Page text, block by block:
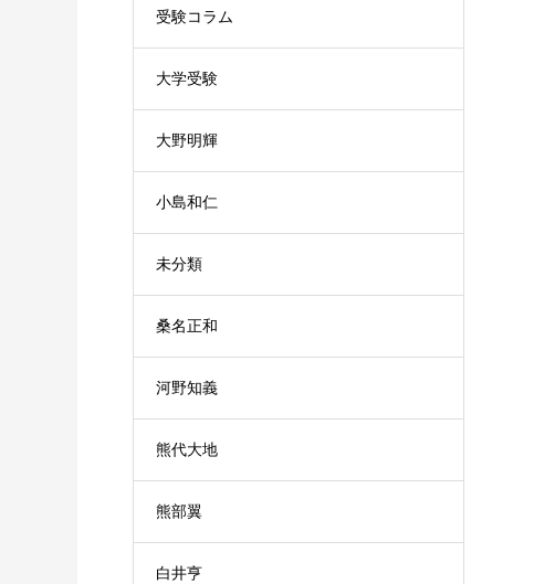
受験コラム
大学受験
大野明輝
小島和仁
未分類
桑名正和
河野知義
熊代大地
熊部翼
白井亨